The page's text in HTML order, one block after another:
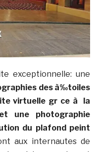
exceptionnelle: une
des à‰toiles
virtuelle gr ce à la
une photographie
du plafond peint
aux internautes de